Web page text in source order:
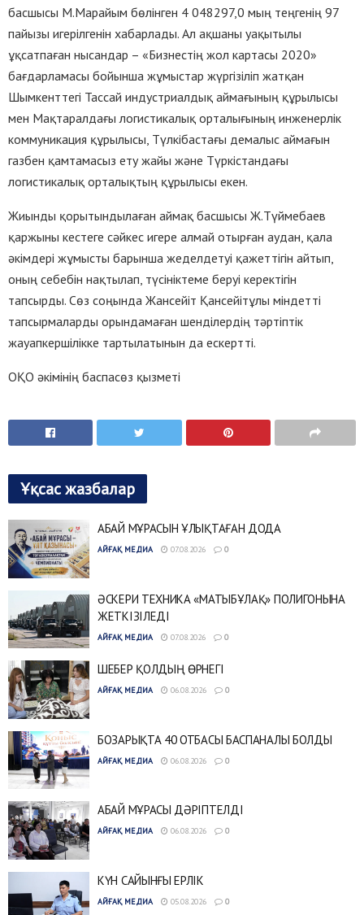
басшысы М.Марайым бөлінген 4 048297,0 мың теңгенің 97
пайызы игерілгенін хабарлады. Ал ақшаны уақытылы
ұқсатпаған нысандар – «Бизнестің жол картасы 2020»
бағдарламасы бойынша жұмыстар жүргізіліп жатқан
Шымкенттегі Тассай индустриалдық аймағының құрылысы
мен Мақтаралдағы логистикалық орталығының инженерлік
коммуникация құрылысы, Түлкібастағы демалыс аймағын
газбен қамтамасыз ету жайы және Түркістандағы
логистикалық орталықтың құрылысы екен.
Жиынды қорытындылаған аймақ басшысы Ж.Түймебаев
қаржыны кестеге сәйкес игере алмай отырған аудан, қала
әкімдері жұмысты барынша жеделдетуі қажеттігін айтып,
оның себебін нақтылап, түсініктеме беруі керектігін
тапсырды. Сөз соңында Жансейіт Қансейітұлы міндетті
тапсырмаларды орындамаған шенділердің тәртіптік
жауапкершілікке тартылатынын да ескертті.
ОҚО әкімінің баспасөз қызметі
Ұқсас жазбалар
АБАЙ МҰРАСЫН ҰЛЫҚТАҒАН ДОДА
АЙҒАҚ МЕДИА 07.08.2026 0
ӘСКЕРИ ТЕХНИКА «МАТЫБҰЛАҚ» ПОЛИГОНЫНА
ЖЕТКІЗІЛЕДІ
АЙҒАҚ МЕДИА 07.08.2026 0
ШЕБЕР ҚОЛДЫҢ ӨРНЕГІ
АЙҒАҚ МЕДИА 06.08.2026 0
БОЗАРЫҚТА 40 ОТБАСЫ БАСПАНАЛЫ БОЛДЫ
АЙҒАҚ МЕДИА 06.08.2026 0
АБАЙ МҰРАСЫ ДӘРІПТЕЛДІ
АЙҒАҚ МЕДИА 06.08.2026 0
КҮН САЙЫНҒЫ ЕРЛІК
АЙҒАҚ МЕДИА 05.08.2026 0